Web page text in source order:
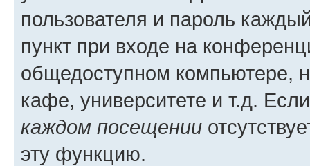
пользователя и пароль
пункт при входе на
общедоступном компьютере,
кафе, университете и т.д.
каждом посещении
эту функцию.